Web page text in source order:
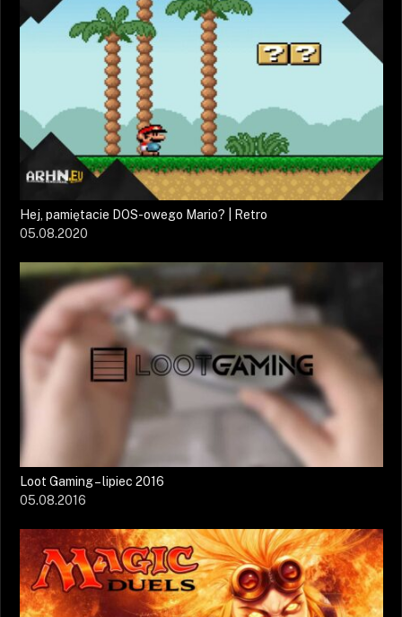
Hej, pamiętacie DOS-owego Mario? | Retro
05.08.2020
Loot Gaming – lipiec 2016
05.08.2016